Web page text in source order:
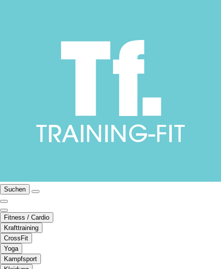
Suchen
Fitness / Cardio
Krafttraining
CrossFit
Yoga
Kampfsport